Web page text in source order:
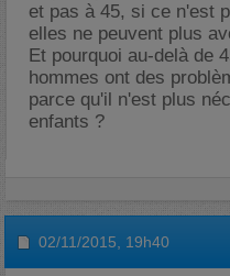
et pas à 45, si ce n'est
elles ne peuvent plus
Et pourquoi au-delà de
hommes ont des
parce qu'il n'est plus
enfants ?
02/11/2015, 19h40